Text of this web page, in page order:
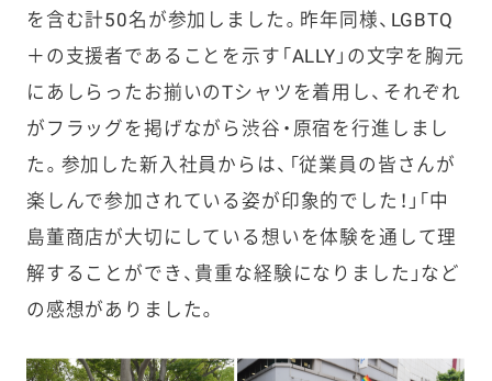
を含む計50名が参加しました。昨年同様、LGBTQ
＋の支援者であることを示す「ALLY」の文字を胸元
にあしらったお揃いのTシャツを着用し、それぞれ
がフラッグを掲げながら渋谷・原宿を行進しまし
た。 参加した新入社員からは、「従業員の皆さんが
楽しんで参加されている姿が印象的でした！」「中
島董商店が大切にしている想いを体験を通して理
解することができ、貴重な経験になりました」など
の感想がありました。